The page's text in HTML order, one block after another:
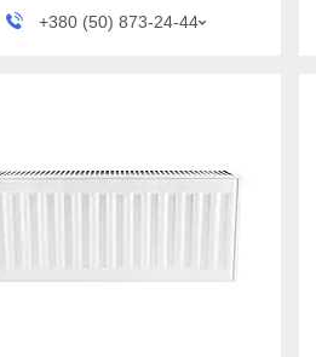
+380 (50) 873-24-44